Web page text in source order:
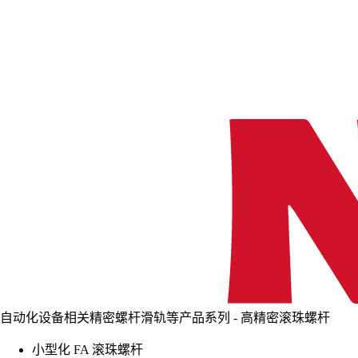
自动化设备相关精密螺杆滑轨等产品系列 - 高精密滚珠螺杆
小型化 FA 滚珠螺杆